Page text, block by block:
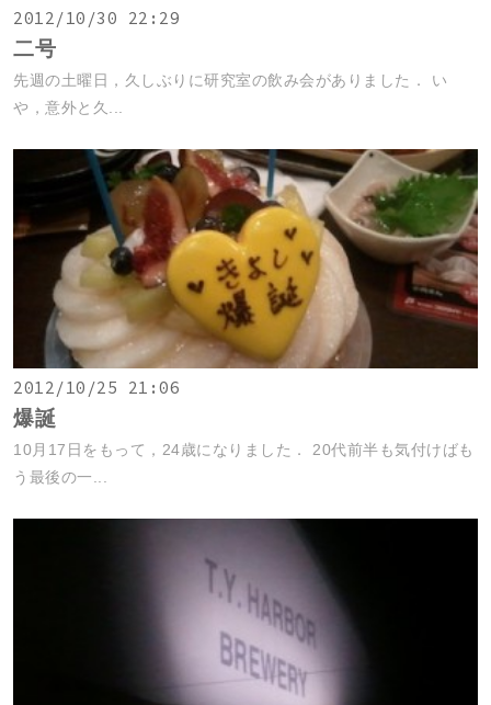
2012/10/30 22:29
二号
先週の土曜日，久しぶりに研究室の飲み会がありました． い
や，意外と久...
2012/10/25 21:06
爆誕
10月17日をもって，24歳になりました． 20代前半も気付けばも
う最後の一...